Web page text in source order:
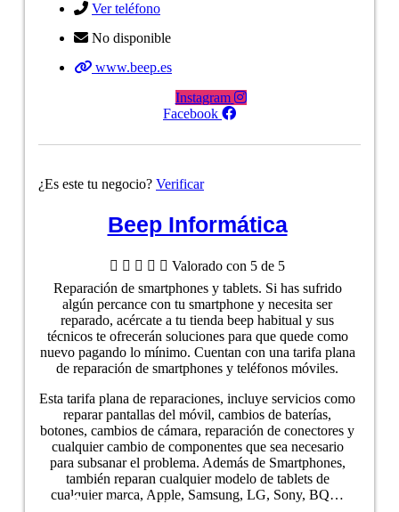
Ver teléfono
No disponible
www.beep.es
Instagram
Facebook
¿Es este tu negocio? Verificar
Beep Informática
     Valorado con 5 de 5
Reparación de smartphones y tablets. Si has sufrido
algún percance con tu smartphone y necesita ser
reparado, acércate a tu tienda beep habitual y sus
técnicos te ofrecerán soluciones para que quede como
nuevo pagando lo mínimo. Cuentan con una tarifa plana
de reparación de smartphones y teléfonos móviles.
Esta tarifa plana de reparaciones, incluye servicios como
reparar pantallas del móvil, cambios de baterías,
botones, cambios de cámara, reparación de conectores y
cualquier cambio de componentes que sea necesario
para subsanar el problema. Además de Smartphones,
también reparan cualquier modelo de tablets de
cualquier marca, Apple, Samsung, LG, Sony, BQ…
Ver ficha del negocio